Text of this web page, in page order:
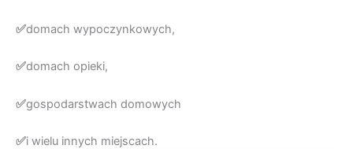
✅domach wypoczynkowych,
✅domach opieki,
✅gospodarstwach domowych
✅i wielu innych miejscach.